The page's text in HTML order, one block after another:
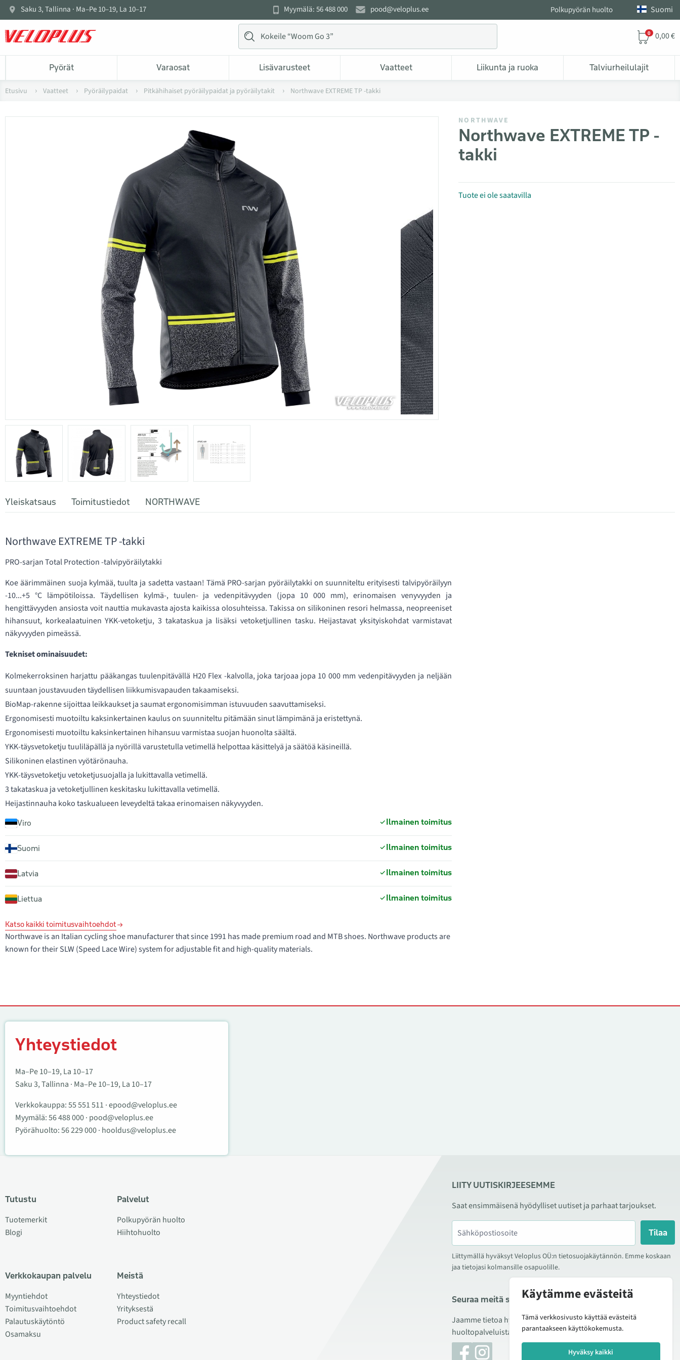
Saku 3, Tallinna · Ma–Pe 10–19, La 10–17 Myymälä: 56 488 000 pood@veloplus.ee Polkupyörän huolto Suomi
0 0,00 €
Pyörät Varaosat Lisävarusteet Vaatteet Liikunta ja ruoka Talviurheilulajit
Etusivu Vaatteet Pyöräilypaidat Pitkähihaiset pyöräilypaidat ja pyöräilytakit Northwave EXTREME TP -takki
NORTHWAVE
Northwave EXTREME TP -
takki
Tuote ei ole saatavilla
Yleiskatsaus Toimitustiedot NORTHWAVE
Northwave EXTREME TP -takki
PRO-sarjan Total Protection -talvipyöräilytakki
Koe äärimmäinen suoja kylmää, tuulta ja sadetta vastaan! Tämä PRO-sarjan pyöräilytakki on suunniteltu erityisesti talvipyöräilyyn
-10...+5 °C lämpötiloissa. Täydellisen kylmä-, tuulen- ja vedenpitävyyden (jopa 10 000 mm), erinomaisen venyvyyden ja
hengittävyyden ansiosta voit nauttia mukavasta ajosta kaikissa olosuhteissa. Takissa on silikoninen resori helmassa, neopreeniset
hihansuut, korkealaatuinen YKK-vetoketju, 3 takataskua ja lisäksi vetoketjullinen tasku. Heijastavat yksityiskohdat varmistavat
näkyvyyden pimeässä.
Tekniset ominaisuudet:
Kolmekerroksinen harjattu pääkangas tuulenpitävällä H20 Flex -kalvolla, joka tarjoaa jopa 10 000 mm vedenpitävyyden ja neljään
suuntaan joustavuuden täydellisen liikkumisvapauden takaamiseksi.
BioMap-rakenne sijoittaa leikkaukset ja saumat ergonomisimman istuvuuden saavuttamiseksi.
Ergonomisesti muotoiltu kaksinkertainen kaulus on suunniteltu pitämään sinut lämpimänä ja eristettynä.
Ergonomisesti muotoiltu kaksinkertainen hihansuu varmistaa suojan huonolta säältä.
YKK-täysvetoketju tuuliläpällä ja nyörillä varustetulla vetimellä helpottaa käsittelyä ja säätöä käsineillä.
Silikoninen elastinen vyötärönauha.
YKK-täysvetoketju vetoketjusuojalla ja lukittavalla vetimellä.
3 takataskua ja vetoketjullinen keskitasku lukittavalla vetimellä.
Heijastinnauha koko taskualueen leveydeltä takaa erinomaisen näkyvyyden.
Viro Ilmainen toimitus
Suomi Ilmainen toimitus
Latvia Ilmainen toimitus
Liettua Ilmainen toimitus
Katso kaikki toimitusvaihtoehdot
Northwave is an Italian cycling shoe manufacturer that since 1991 has made premium road and MTB shoes. Northwave products are
known for their SLW (Speed Lace Wire) system for adjustable fit and high-quality materials.
Yhteystiedot
Ma–Pe 10–19, La 10–17
Saku 3, Tallinna · Ma–Pe 10–19, La 10–17
Verkkokauppa:55 551 511 ·epood@veloplus.ee
Myymälä:56 488 000· pood@veloplus.ee
Pyörähuolto:56 229 000· hooldus@veloplus.ee
Tutustu
Tuotemerkit
Blogi
Verkkokaupan palvelu
Myyntiehdot
Toimitusvaihtoehdot
Palautuskäytöntö
Osamaksu
Palvelut
Polkupyörän huolto
Hiihtohuolto
Meistä
Yhteystiedot
Yrityksestä
Product safety recall
LIITY UUTISKIRJEESEMME
Saat ensimmäisenä hyödylliset uutiset ja parhaat tarjoukset.
Tilaa
Liittymällä hyväksyt Veloplus OÜ:n tietosuojakäytännön. Emme koskaan
jaa tietojasi kolmansille osapuolille.
Seuraa meitä sosiaalisessa mediassa
Jaamme tietoa hyvistä tarjouksista, uusista tuotteista ja
huoltopalveluista. Joskus julkaisemme myös tuote-esittelyjä.
Käytämme evästeitä
Tämä verkkosivusto käyttää evästeitä
parantaakseen käyttökokemusta.
Hyväksy kaikki